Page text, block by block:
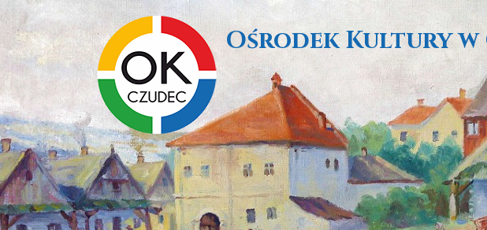
Ośrodek Kultury w